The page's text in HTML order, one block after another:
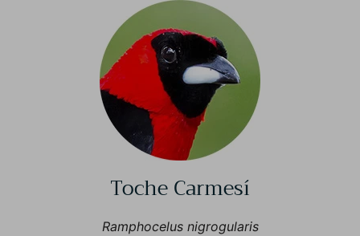
Toche Carmesí
Ramphocelus nigrogularis